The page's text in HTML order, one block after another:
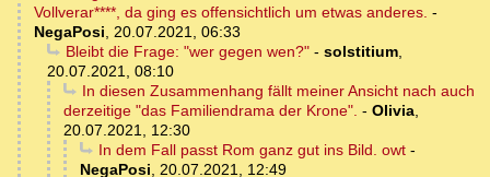
Vollverar****, da ging es offensichtlich um etwas anderes. -
NegaPosi, 20.07.2021, 06:33
Bleibt die Frage: "wer gegen wen?"- solstitium,
20.07.2021, 08:10
In diesen Zusammenhang fällt meiner Ansicht nach auch
derzeitige "das Familiendrama der Krone". - Olivia,
20.07.2021, 12:30
In dem Fall passt Rom ganz gut ins Bild. owt-
NegaPosi, 20.07.2021, 12:49